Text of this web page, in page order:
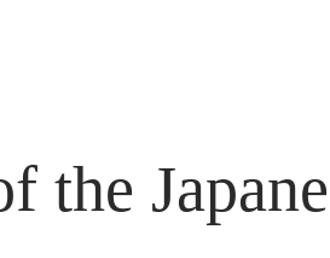
the